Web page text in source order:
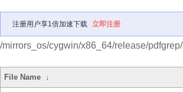
注册用户享1倍加速下载 立即注册
/mirrors_os/cygwin/x86_64/release/pdfgrep/
File Name ↓